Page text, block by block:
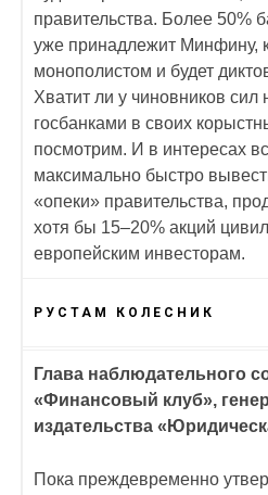
правительства. Более 50%
уже принадлежит Минфину,
монополистом и будет
Хватит ли у чиновников сил
госбанками в своих
посмотрим. И в интересах
максимально быстро
«опеки» правительства,
хотя бы 15–20% акций
европейским инвесторам.
РУСТАМ КОЛЕСНИК
Глава наблюдательного
«Финансовый клуб»,
издательства
Пока преждевременно